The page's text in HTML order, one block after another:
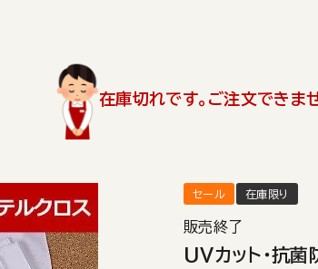
在庫切れです。ご注文できませ
セール 在庫限り
販売終了
UVカット・抗菌